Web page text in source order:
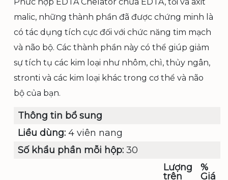
malic, những thành phần đã được chứng minh là
có tác dụng tích cực đối với chức năng tim mạch
và não bộ. Các thành phần này có thể giúp giảm
sự tích tụ các kim loại như nhôm, chì, thủy ngân,
stronti và các kim loại khác trong cơ thể và não
bộ của bạn.
Thông tin bổ sung
Liều dùng: 4 viên nang
Số khẩu phần mỗi hộp: 30
Lượng
trên
%
Giá